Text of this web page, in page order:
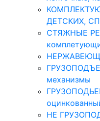
ДЕТСКИХ,
СТЯЖНЫЕ
механизмы
НЕ